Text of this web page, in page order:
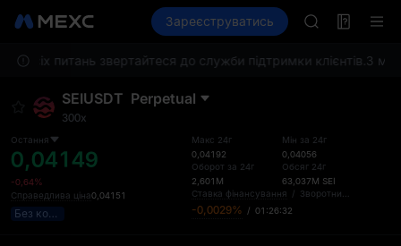
Ф'ючерси TradFi Інформація
Зареєструватись
AAOI
Підписка на
SKYAI
Підписка на
SPCX
усіх питань звертайтеся до служби підтримки клієнтів. З
SEIUSDT Perpetual
300x
Остання
0,04149
-0,64%
Справедлива ціна0,04151
Без комісії
Макс 24г
0,04192
Оборот за 24г
2,601M
Мін за 24г
0,04056
Обсяг 24г
63,037M SEI
Ставка фінансування /
-0,0029% / 01:26:32